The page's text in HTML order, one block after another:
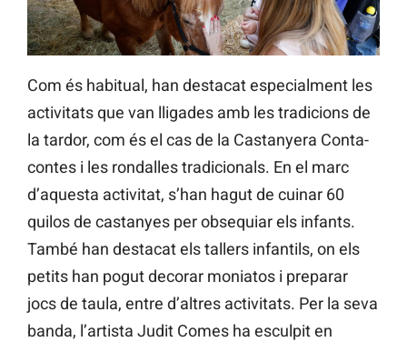
Com és habitual, han destacat especialment les
activitats que van lligades amb les tradicions de
la tardor, com és el cas de la Castanyera Conta-
contes i les rondalles tradicionals. En el marc
d’aquesta activitat, s’han hagut de cuinar 60
quilos de castanyes per obsequiar els infants.
També han destacat els tallers infantils, on els
petits han pogut decorar moniatos i preparar
jocs de taula, entre d’altres activitats. Per la seva
banda, l’artista Judit Comes ha esculpit en